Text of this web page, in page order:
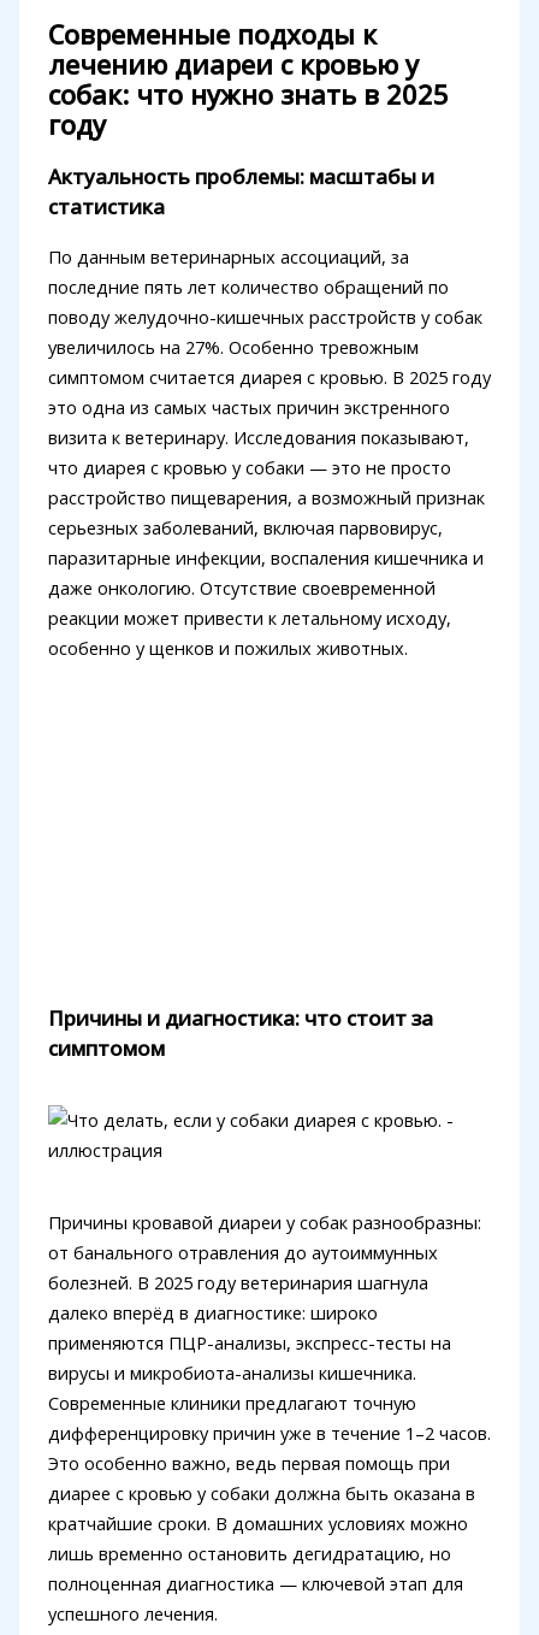
Современные подходы к
лечению диареи с кровью у
собак: что нужно знать в 2025
году
Актуальность проблемы: масштабы и
статистика
По данным ветеринарных ассоциаций, за
последние пять лет количество обращений по
поводу желудочно-кишечных расстройств у собак
увеличилось на 27%. Особенно тревожным
симптомом считается диарея с кровью. В 2025 году
это одна из самых частых причин экстренного
визита к ветеринару. Исследования показывают,
что диарея с кровью у собаки — это не просто
расстройство пищеварения, а возможный признак
серьезных заболеваний, включая парвовирус,
паразитарные инфекции, воспаления кишечника и
даже онкологию. Отсутствие своевременной
реакции может привести к летальному исходу,
особенно у щенков и пожилых животных.
Причины и диагностика: что стоит за
симптомом
Причины кровавой диареи у собак разнообразны:
от банального отравления до аутоиммунных
болезней. В 2025 году ветеринария шагнула
далеко вперёд в диагностике: широко
применяются ПЦР-анализы, экспресс-тесты на
вирусы и микробиота-анализы кишечника.
Современные клиники предлагают точную
дифференцировку причин уже в течение 1–2 часов.
Это особенно важно, ведь первая помощь при
диарее с кровью у собаки должна быть оказана в
кратчайшие сроки. В домашних условиях можно
лишь временно остановить дегидратацию, но
полноценная диагностика — ключевой этап для
успешного лечения.